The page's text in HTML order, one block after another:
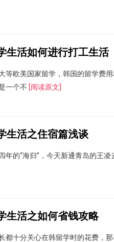
生活如何进行打工生活
等欧美国家留学，韩国的留学费
一个不 [阅读原文]
生活之住宿篇浅谈
年的“海归”，今天新通青岛的王
生活之如何省钱攻略
都十分关心在韩留学时的花费，